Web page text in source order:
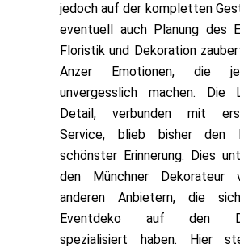
jedoch auf der kompletten
eventuell auch Planung des
Floristik und Dekoration
Anzer Emotionen, die
unvergesslich machen. Die
Detail, verbunden mit
Service, blieb bisher den
schönster Erinnerung. Dies
den Münchner Dekorateur
anderen Anbietern, die
Eventdeko auf den
spezialisiert haben. Hier